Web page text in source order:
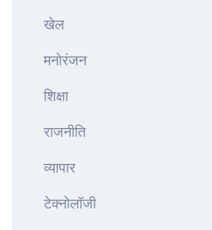
खेल
मनोरंजन
शिक्षा
राजनीति
व्यापार
टेक्नोलॉजी